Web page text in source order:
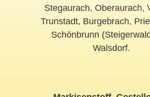
Stegaurach, Oberaurach,
Trunstadt, Burgebrach,
Schönbrunn
Walsdorf.